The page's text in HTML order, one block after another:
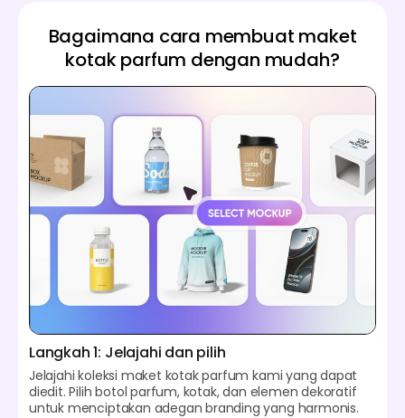
Bagaimana cara membuat maket
kotak parfum dengan mudah?
Langkah 1: Jelajahi dan pilih
Jelajahi koleksi maket kotak parfum kami yang dapat
diedit. Pilih botol parfum, kotak, dan elemen dekoratif
untuk menciptakan adegan branding yang harmonis.